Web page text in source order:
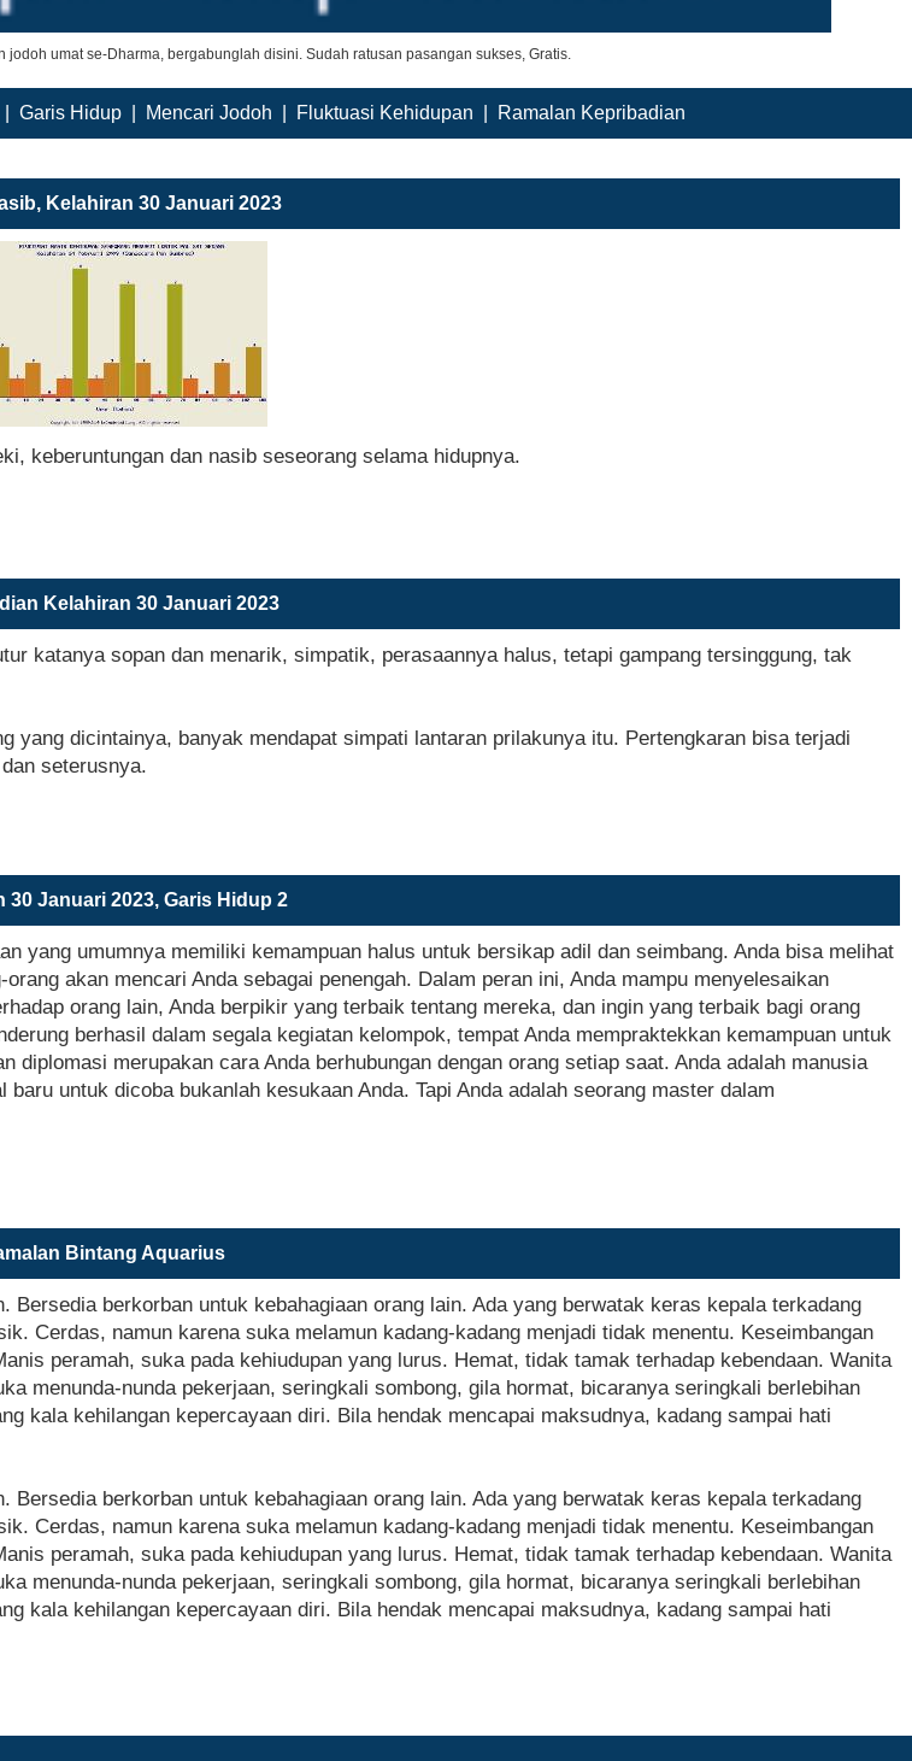
umat se-Dharma, bergabunglah disini. Sudah ratusan pasangan sukses, Gratis.
Garis Hidup| Mencari Jodoh Fluktuasi Kehidupan Ramalan Kepribadian
Kelahiran 30 Januari 2023
keberuntungan dan nasib seseorang selama hidupnya.
Kelahiran 30 Januari 2023
katanya sopan dan menarik, simpatik, perasaannya halus, tetapi gampang tersinggung, tak
yang dicintainya, banyak mendapat simpati lantaran prilakunya itu. Pertengkaran bisa terjadi
seterusnya.
30 Januari 2023, Garis Hidup 2
yang umumnya memiliki kemampuan halus untuk bersikap adil dan seimbang. Anda bisa melihat
akan mencari Anda sebagai penengah. Dalam peran ini, Anda mampu menyelesaikan
orang lain, Anda berpikir yang terbaik tentang mereka, dan ingin yang terbaik bagi orang
berhasil dalam segala kegiatan kelompok, tempat Anda mempraktekkan kemampuan untuk
merupakan cara Anda berhubungan dengan orang setiap saat. Anda adalah manusia
untuk dicoba bukanlah kesukaan Anda. Tapi Anda adalah seorang master dalam
Bintang Aquarius
berkorban untuk kebahagiaan orang lain. Ada yang berwatak keras kepala terkadang
Cerdas, namun karena suka melamun kadang-kadang menjadi tidak menentu. Keseimbangan
peramah, suka pada kehiudupan yang lurus. Hemat, tidak tamak terhadap kebendaan. Wanita
menunda-nunda pekerjaan, seringkali sombong, gila hormat, bicaranya seringkali berlebihan
kala kehilangan kepercayaan diri. Bila hendak mencapai maksudnya, kadang sampai hati
berkorban untuk kebahagiaan orang lain. Ada yang berwatak keras kepala terkadang
Cerdas, namun karena suka melamun kadang-kadang menjadi tidak menentu. Keseimbangan
peramah, suka pada kehiudupan yang lurus. Hemat, tidak tamak terhadap kebendaan. Wanita
menunda-nunda pekerjaan, seringkali sombong, gila hormat, bicaranya seringkali berlebihan
kala kehilangan kepercayaan diri. Bila hendak mencapai maksudnya, kadang sampai hati